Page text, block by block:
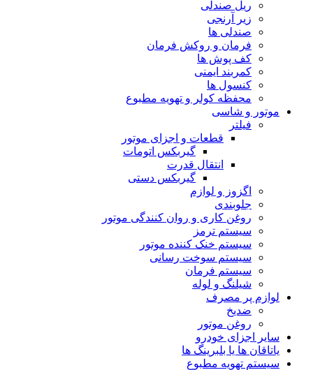
ریل صندلی
زیر آرنجی
صندلی ها
فرمان و روکش فرمان
کف پوش ها
کمربند ایمنی
کنسول ها
محفظه کولر و تهویه مطبوع
موتور و شاسی
فیلتر
قطعات و اجزای موتور
گیربکس اتومات
انتقال قدرت
گیربکس دستی
اگزوز و لوازم
جلوبندی
روغن کاری و روان کنندگی موتور
سیستم ترمز
سیستم خنک کننده موتور
سیستم سوخت رسانی
سیستم فرمان
شیلنگ و لوله
لوازم پر مصرف
ضدیخ
روغن موتور
سایر اجزای خودرو
یاتاقان ها یا بلبرینگ ها
سیستم تهویه مطبوع